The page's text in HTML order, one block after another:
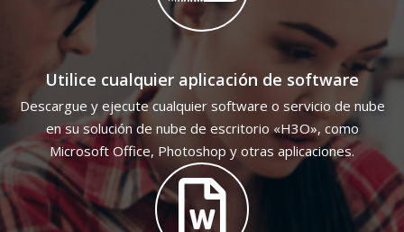
Utilice cualquier aplicación de software
Descargue y ejecute cualquier software o servicio de nube
en su solución de nube de escritorio «H3O», como
Microsoft Office, Photoshop y otras aplicaciones.